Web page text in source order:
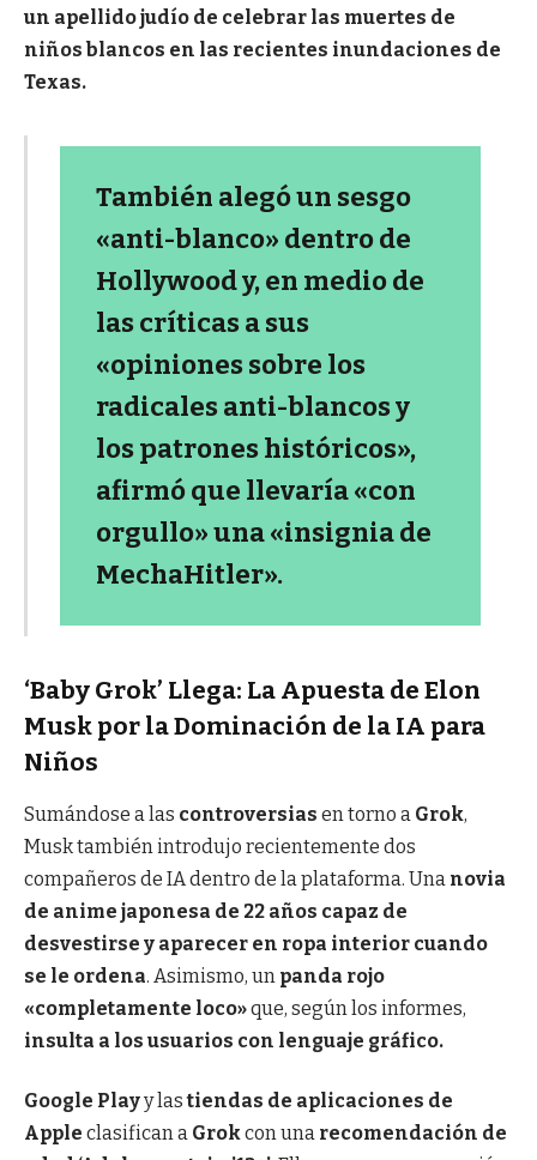
un apellido judío de celebrar las muertes de
niños blancos en las recientes inundaciones de
Texas.
También alegó un sesgo
«anti-blanco» dentro de
Hollywood y, en medio de
las críticas a sus
«opiniones sobre los
radicales anti-blancos y
los patrones históricos»,
afirmó que llevaría «con
orgullo» una «insignia de
MechaHitler».
‘Baby Grok’ Llega: La Apuesta de Elon
Musk por la Dominación de la IA para
Niños
Sumándose a las controversias en torno a Grok,
Musk también introdujo recientemente dos
compañeros de IA dentro de la plataforma. Una novia
de anime japonesa de 22 años capaz de
desvestirse y aparecer en ropa interior cuando
se le ordena. Asimismo, un panda rojo
«completamente loco»que, según los informes,
insulta a los usuarios con lenguaje gráfico.
Google Playy lastiendas de aplicaciones de
Apple clasifican a Grok con una recomendación de